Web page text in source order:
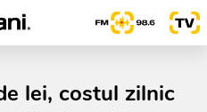
lei, costul zilnic